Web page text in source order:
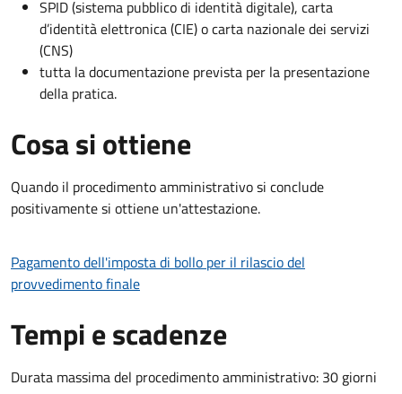
SPID (sistema pubblico di identità digitale), carta
d’identità elettronica (CIE) o carta nazionale dei servizi
(CNS)
tutta la documentazione prevista per la presentazione
della pratica.
Cosa si ottiene
Quando il procedimento amministrativo si conclude
positivamente si ottiene un'attestazione.
Pagamento dell'imposta di bollo per il rilascio del
provvedimento finale
Tempi e scadenze
Durata massima del procedimento amministrativo: 30 giorni